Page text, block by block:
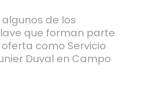
de los
que forman parte
como Servicio
Duval en Campo